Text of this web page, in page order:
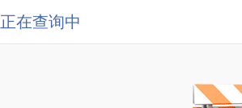
正在查询中